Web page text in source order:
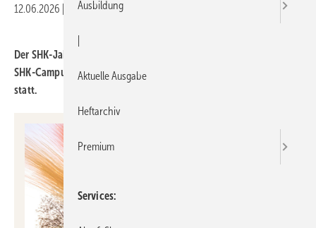
12.06.2026 Druckvorschau
Der SHK-Jahreskongress fand in die­sem Jahr erst­mals direkt am
SHK-Campus und damit am Haupt­sitz der SHK eG in Bruch­sal
statt.
Ausbildung
Aktuelle Ausgabe
Heftarchiv
Premium
Services